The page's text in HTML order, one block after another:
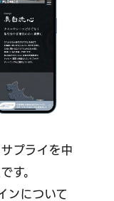
プライを中
す。
ンについて